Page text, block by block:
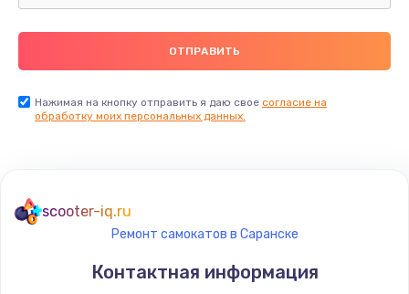
Нажимая на кнопку отправить я даю свое согласие на
обработку моих персональных данных.
scooter-iq.ru
Ремонт самокатов в Саранске
Контактная информация